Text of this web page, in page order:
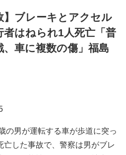
】ブレーキとアクセル
はねられ1人死亡「普
車に複数の傷」福島
の男が運転する車が歩道に突っ
亡した事故で、警察は男がブレ